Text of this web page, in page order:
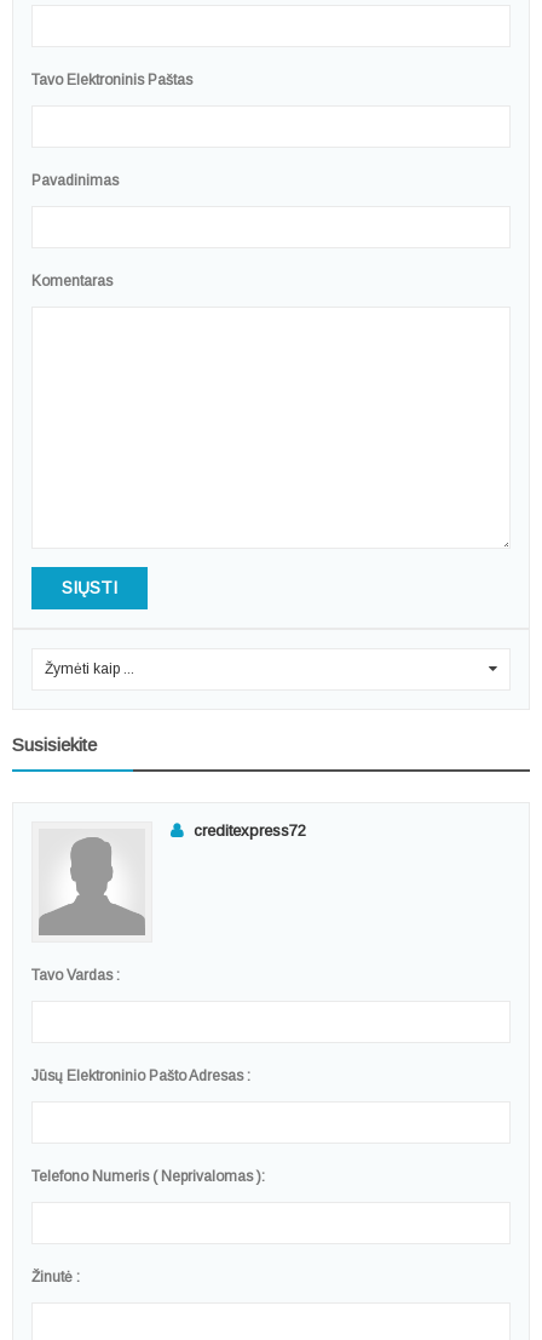
Tavo Elektroninis Paštas
Pavadinimas
Komentaras
SIŲSTI
Žymėti kaip ...
Susisiekite
creditexpress72
Tavo Vardas :
Jūsų Elektroninio Pašto Adresas :
Telefono Numeris ( Neprivalomas ):
Žinutė :